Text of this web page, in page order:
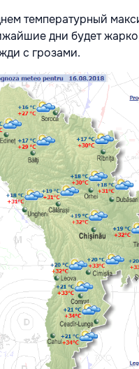
температурный
дни будет
с грозами.